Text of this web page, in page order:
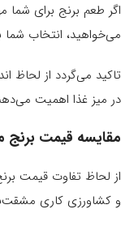
اگر طعم برنج برای شما
می‌خواهید، انتخاب شما
تاکید می‌گردد از لحاظ
در میز غذا اهمیت
مقایسه قیمت برنج
از لحاظ تفاوت قیمت
و کشاورزی کاری